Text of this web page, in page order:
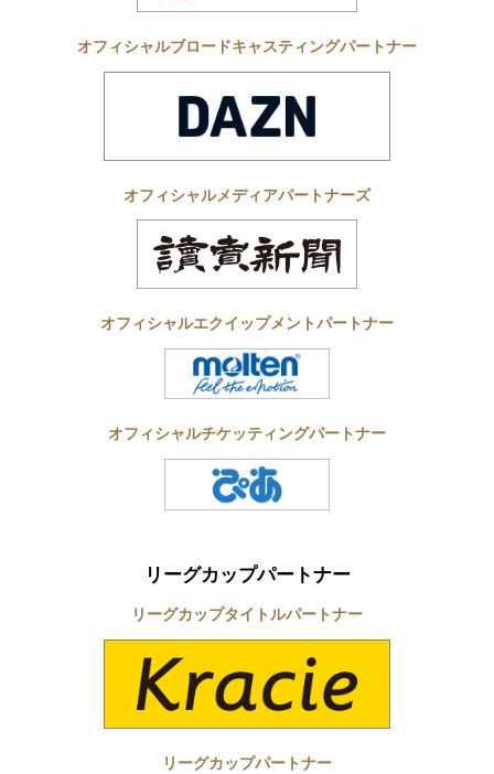
オフィシャルブロードキャスティングパートナー
オフィシャルメディアパートナーズ
オフィシャルエクイップメントパートナー
オフィシャルチケッティングパートナー
リーグカップパートナー
リーグカップタイトルパートナー
リーグカップパートナー